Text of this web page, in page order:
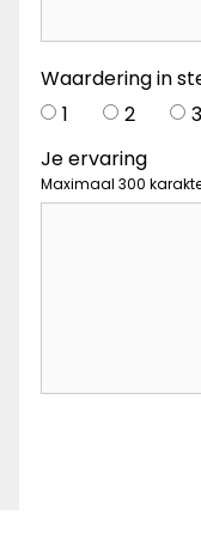
Waardering in
1
2 3
Je ervaring
Maximaal 300